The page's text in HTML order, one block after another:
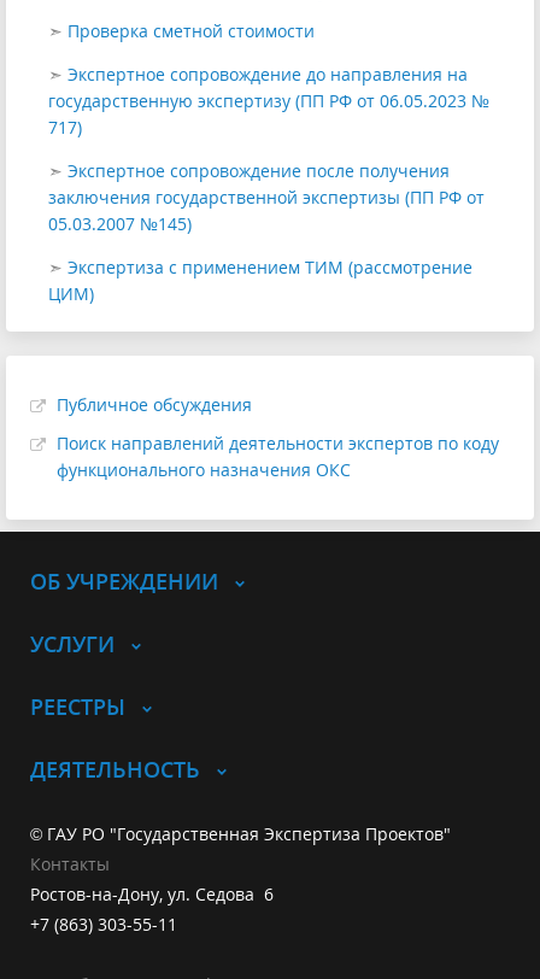
➣ Проверка сметной стоимости
➣ Экспертное сопровождение до направления на
государственную экспертизу (ПП РФ от 06.05.2023 №
717)
➣ Экспертное сопровождение после получения
заключения государственной экспертизы (ПП РФ от
05.03.2007 №145)
➣ Экспертиза с применением ТИМ (рассмотрение
ЦИМ)
Публичное обсуждения
Поиск направлений деятельности экспертов по коду
функционального назначения ОКС
ОБ УЧРЕЖДЕНИИ
УСЛУГИ
РЕЕСТРЫ
ДЕЯТЕЛЬНОСТЬ
© ГАУ РО "Государственная Экспертиза Проектов"
Контакты
Ростов-на-Дону, ул. Седова 6
+7 (863) 303-55-11